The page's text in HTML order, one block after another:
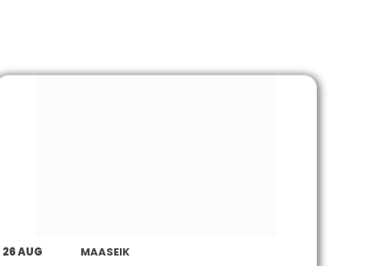
26AUG MAASEIK